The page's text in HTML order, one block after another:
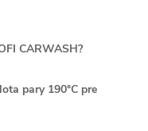
CARWASH?
pary 190°C pre